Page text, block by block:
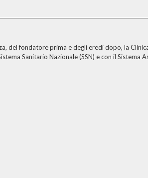
del fondatore prima e degli eredi dopo, la
Sanitario Nazionale (SSN) e con il Sistema